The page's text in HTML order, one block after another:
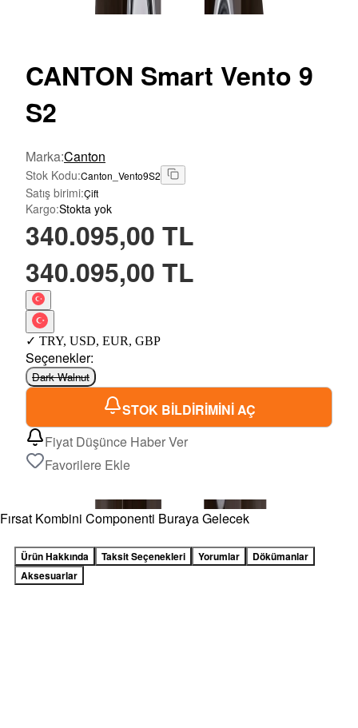
CANTON Smart Vento 9
S2
Marka:Canton
Stok Kodu:Canton_Vento9S2
Satış birimi:Çift
Kargo:Stokta yok
340.095,00 TL
340.095,00 TL
✓ TRY, USD, EUR, GBP
Seçenekler:
Dark Walnut
STOK BİLDİRİMİNİ AÇ
Fiyat Düşünce Haber Ver
Favorilere Ekle
Fırsat Kombini Componenti Buraya Gelecek
Ürün Hakkında Taksit Seçenekleri Yorumlar
Dökümanlar
Aksesuarlar